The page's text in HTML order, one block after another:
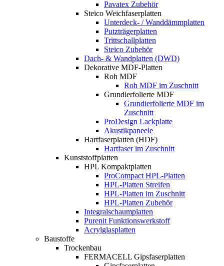
Pavatex Zubehör
Steico Weichfaserplatten
Unterdeck- / Wanddämmplatten
Putzträgerplatten
Trittschallplatten
Steico Zubehör
Dach- & Wandplatten (DWD)
Dekorative MDF-Platten
Roh MDF
Roh MDF im Zuschnitt
Grundierfolierte MDF
Grundierfolierte MDF im
Zuschnitt
ProDesign Lackplatte
Akustikpaneele
Hartfaserplatten (HDF)
Hartfaser im Zuschnitt
Kunststoffplatten
HPL Kompaktplatten
ProCompact HPL-Platten
HPL-Platten Streifen
HPL-Platten im Zuschnitt
HPL-Platten Zubehör
Integralschaumplatten
Purenit Funktionswerkstoff
Acrylglasplatten
Baustoffe
Trockenbau
FERMACELL Gipsfaserplatten